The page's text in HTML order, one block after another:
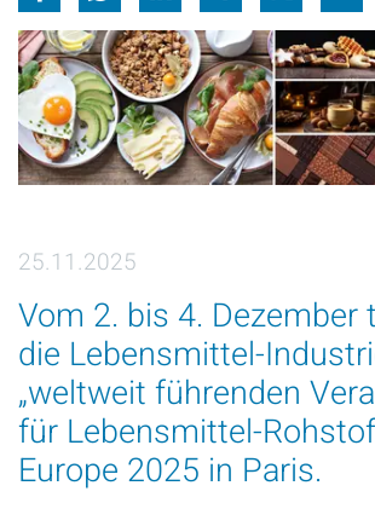
25.11.2025
Vom 2. bis 4.
die Lebensmittel-
„weltweit führenden
für Lebensmittel-
Europe 2025 in Paris.